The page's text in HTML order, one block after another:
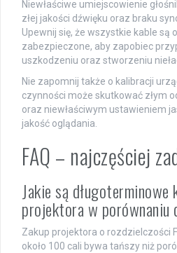
Niewłaściwe umiejscowienie
złej jakości dźwięku oraz braku
Upewnij się, że wszystkie kable są
zabezpieczone, aby zapobiec
uszkodzeniu oraz stworzeniu
Nie zapomnij także o kalibracji
czynności może skutkować złym
oraz niewłaściwym ustawieniem
jakość oglądania.
FAQ – najczęściej
Jakie są
projektora w
Zakup projektora o rozdzielczości
około 100 cali bywa tańszy niż